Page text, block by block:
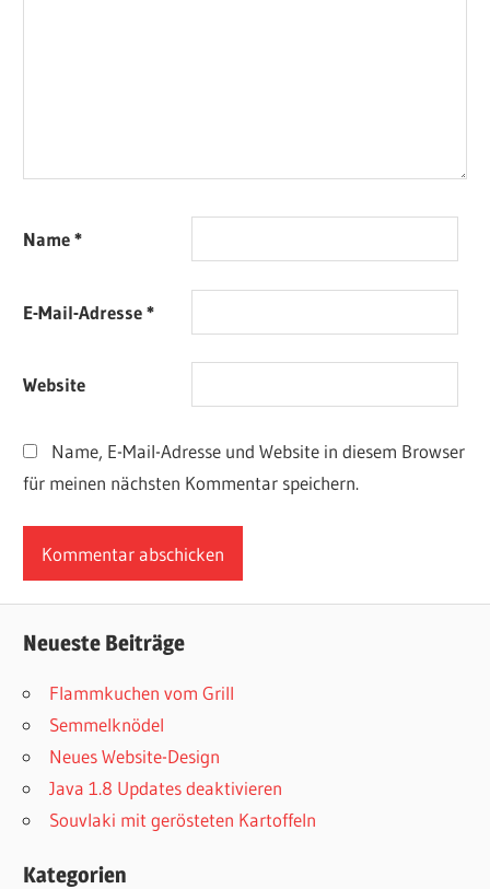
Name*
E-Mail-Adresse*
Website
Name, E-Mail-Adresse und Website in diesem Browser
für meinen nächsten Kommentar speichern.
Neueste Beiträge
Flammkuchen vom Grill
Semmelknödel
Neues Website-Design
Java 1.8 Updates deaktivieren
Souvlaki mit gerösteten Kartoffeln
Kategorien